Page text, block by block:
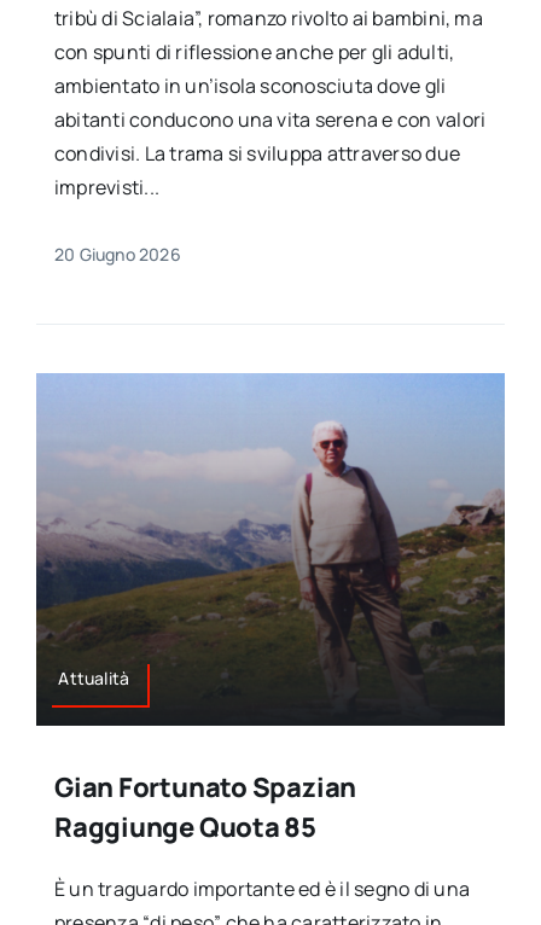
tribù di Scialaia”, romanzo rivolto ai bambini, ma
con spunti di riflessione anche per gli adulti,
ambientato in un’isola sconosciuta dove gli
abitanti conducono una vita serena e con valori
condivisi. La trama si sviluppa attraverso due
imprevisti...
20 Giugno 2026
Attualità
Gian Fortunato Spazian
Raggiunge Quota 85
È un traguardo importante ed è il segno di una